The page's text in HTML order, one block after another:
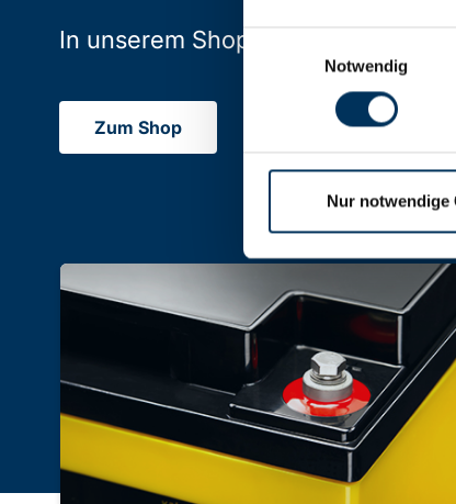
Einwilligungsauswahl
Notwendig
Nur notwendige
In unserem Shop finden Sie
Zum Shop